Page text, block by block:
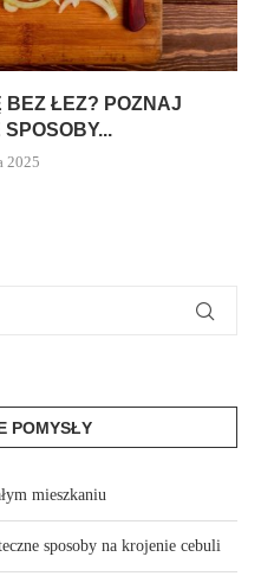
ŁEZ? POZNAJ
2025
POMYSŁY
mieszkaniu
sposoby na krojenie cebuli